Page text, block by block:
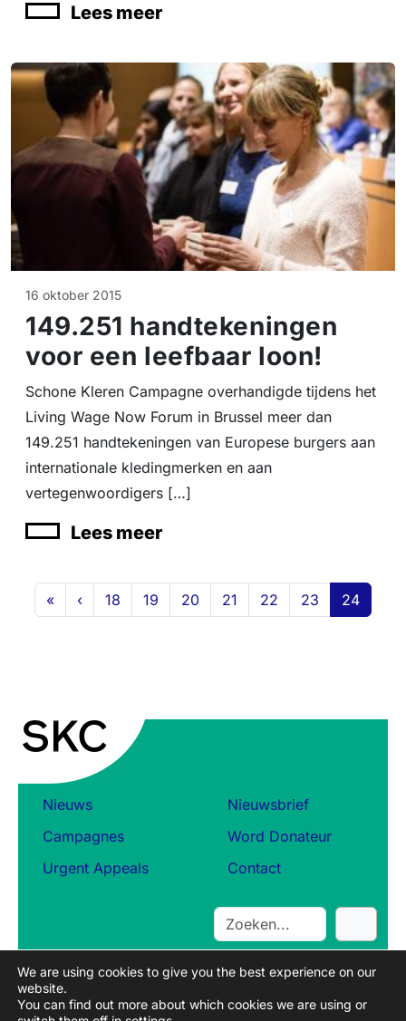
Lees meer
16 oktober 2015
149.251 handtekeningen
voor een leefbaar loon!
Schone Kleren Campagne overhandigde tijdens het
Living Wage Now Forum in Brussel meer dan
149.251 handtekeningen van Europese burgers aan
internationale kledingmerken en aan
vertegenwoordigers […]
Lees meer
Page navigation
« ‹ Page
18 Page
19 Page
20 Page
21 Page
22 Page
23 Current
24
Nieuws
Campagnes
Urgent Appeals
Nieuwsbrief
Word Donateur
Contact
S
e
r
c
We are using cookies to give you the best experience on our
website.
You can find out more about which cookies we are using or